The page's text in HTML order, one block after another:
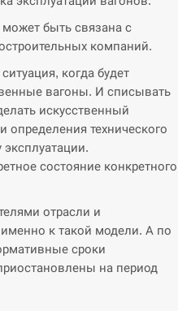
быть связана с
компаний.
когда будет
вагоны. И списывать
искусственный
определения технического
состояние конкретного
отрасли и
именно к такой модели. А по
сроки
на период